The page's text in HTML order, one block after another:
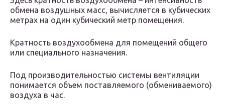
обмена воздушных масс, вычисляется в кубических
метрах на один кубический метр помещения.
Кратность воздухообмена для помещений общего
или специального назначения.
Под производительностью системы вентиляции
понимается объем поставляемого (обмениваемого)
воздуха в час.